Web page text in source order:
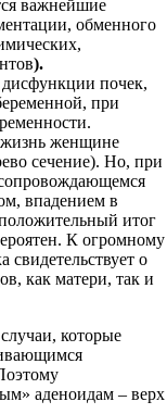
важнейшие
обменного
).
дисфункции почек,
при
женщине
сечение). Но, при
впадением в
итог
К огромному
свидетельствует о
как матери, так и
которые
аденоидам – верх